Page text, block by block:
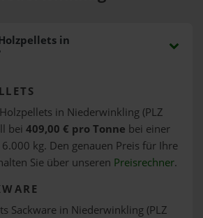
in
in Niederwinkling (PLZ
bei 409,00 € pro Tonne bei einer
kg. Den genauen Preis für Ihre
Sie über unseren Preisrechner.
Sackware in Niederwinkling (PLZ